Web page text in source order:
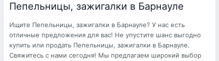
Пепельницы, зажигалки в Барнауле
Ищите Пепельницы, зажигалки в Барнауле? У нас есть
отличные предложения для вас! Не упустите шанс выгодно
купить или продать Пепельницы, зажигалки в Барнауле.
Свяжитесь с нами сегодня! Мы предлагаем широкий выбор